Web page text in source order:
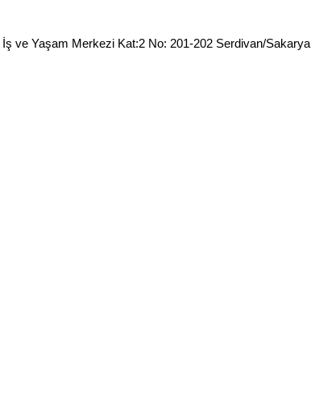
ve Yaşam Merkezi Kat:2 No: 201-202 Serdivan/Sakarya